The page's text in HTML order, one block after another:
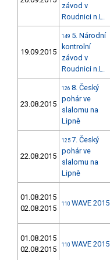
závod v
Roudnici n.L.
19.09.2015
149 5. Národní
kontrolní
závod v
Roudnici n.L.
23.08.2015
126 8. Český
pohár ve
slalomu na
Lipně
22.08.2015
125 7. Český
pohár ve
slalomu na
Lipně
01.08.2015
02.08.2015
110 WAVE 2015
01.08.2015
02.08.2015
110 WAVE 2015